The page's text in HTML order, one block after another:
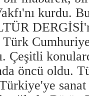
kurdu.
Türk
Çeşitli
öncü oldu.